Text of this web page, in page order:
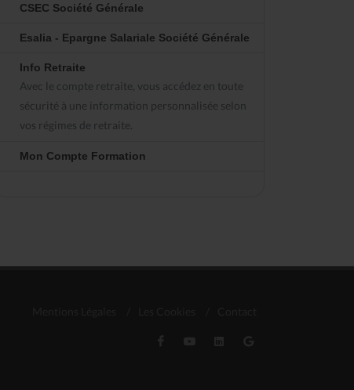
CSEC Société Générale
Esalia - Epargne Salariale Société Générale
Info Retraite
Avec le compte retraite, vous accédez en toute
sécurité à une information personnalisée selon
vos régimes de retraite.
Mon Compte Formation